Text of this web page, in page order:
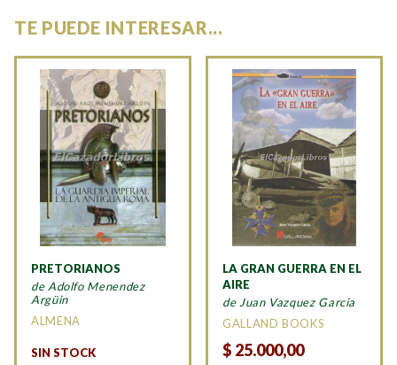
TE PUEDE INTERESAR...
PRETORIANOS
de Adolfo Menendez
Argüin
ALMENA
SIN STOCK
LA GRAN GUERRA EN EL
AIRE
de Juan Vazquez Garcia
GALLAND BOOKS
$ 25.000,00